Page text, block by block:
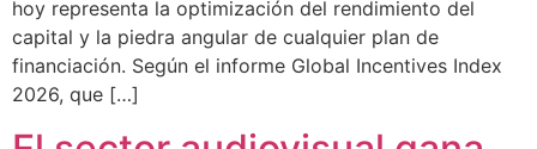
hoy representa la optimización del rendimiento del
capital y la piedra angular de cualquier plan de
financiación. Según el informe Global Incentives Index
2026, que […]